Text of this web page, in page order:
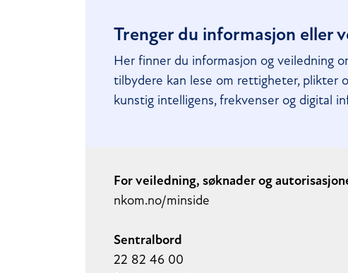
Trenger du informasjon eller
Her finner du informasjon og veiledning
tilbydere kan lese om rettigheter, plikter
kunstig intelligens, frekvenser og digital
For veiledning, søknader og
nkom.no/minside
Sentralbord
22 82 ‌46 00